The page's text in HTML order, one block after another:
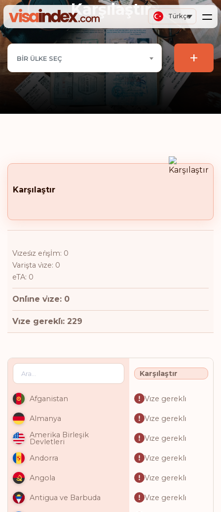
Türkçe
Karşılaştır
BIR ÜLKE SEÇ +
Karşılaştır
Vi̇zesi̇z eri̇şİm: 0
Varişta vi̇ze: 0
eTA: 0
Onli̇ne vi̇ze: 0
Vi̇ze gerekli̇: 229
Karşılaştır
Afganistan Vi̇ze gerekli̇
Almanya
Vi̇ze gerekli̇
Amerika Birleşik
Devletleri Vi̇ze gerekli̇
Andorra Vi̇ze gerekli̇
Angola Vi̇ze gerekli̇
Antigua ve Barbuda Vi̇ze gerekli̇